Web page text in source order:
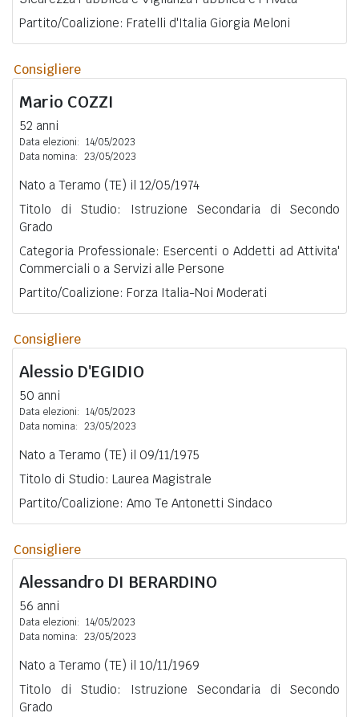
Partito/Coalizione: Fratelli d'Italia Giorgia Meloni
Consigliere
Mario COZZI
52 anni
Data elezioni: 14/05/2023
Data nomina: 23/05/2023
Nato a Teramo (TE) il 12/05/1974
Titolo di Studio: Istruzione Secondaria di Secondo
Grado
Categoria Professionale: Esercenti o Addetti ad Attivita'
Commerciali o a Servizi alle Persone
Partito/Coalizione: Forza Italia-Noi Moderati
Consigliere
Alessio D'EGIDIO
50 anni
Data elezioni: 14/05/2023
Data nomina: 23/05/2023
Nato a Teramo (TE) il 09/11/1975
Titolo di Studio: Laurea Magistrale
Partito/Coalizione: Amo Te Antonetti Sindaco
Consigliere
Alessandro DI BERARDINO
56 anni
Data elezioni: 14/05/2023
Data nomina: 23/05/2023
Nato a Teramo (TE) il 10/11/1969
Titolo di Studio: Istruzione Secondaria di Secondo
Grado